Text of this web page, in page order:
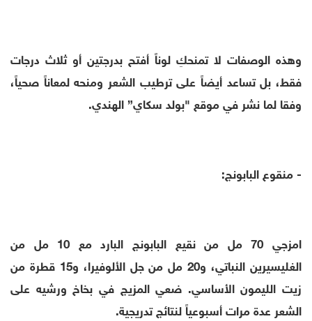
وهذه الوصفات لا تمنحكِ لوناً أفتح بدرجتين أو ثلاث درجات
فقط، بل تساعد أيضاً على ترطيب الشعر ومنحه لمعاناً صحياً،
وفقا لما نشر في موقع "بولد سكاي” الهندي.
- منقوع البابونج:
امزجي 70 مل من نقيع البابونج البارد مع 10 مل من
الغليسيرين النباتي، و20 مل من جل الألوفيرا، و15 قطرة من
زيت الليمون الأساسي. ضعي المزيج في بخاخ ورشيه على
الشعر عدة مرات أسبوعياً لنتائج تدريجية.